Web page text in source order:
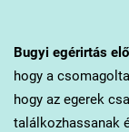
Bugyi egérirtás
hogy a
hogy az egerek
találkozhassanak